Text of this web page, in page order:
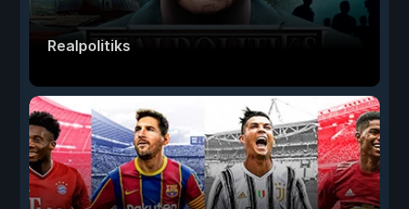
Realpolitiks